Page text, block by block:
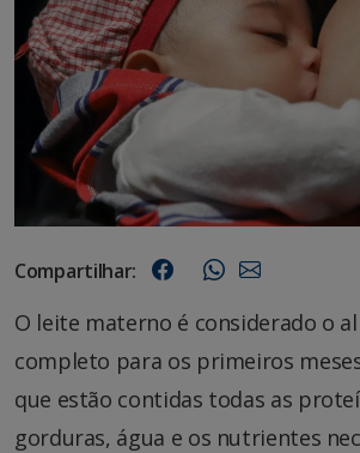
Compartilhar:
O leite materno é considerado o
completo para os primeiros
que estão contidas todas as
gorduras, água e os nutrientes